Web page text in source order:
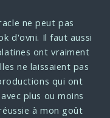
ne peut pas
d'ovni. Il faut aussi
ont vraiment
ne laissaient pas
qui ont
plus ou moins
à mon goût